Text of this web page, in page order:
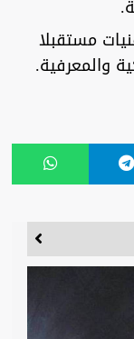
مستقبلا
والمعرفية.